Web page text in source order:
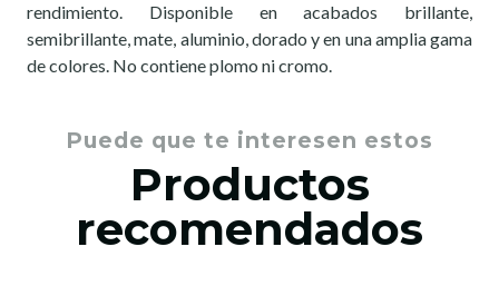
rendimiento. Disponible en acabados brillante,
semibrillante, mate, aluminio, dorado y en una amplia gama
de colores. No contiene plomo ni cromo.
Puede que te interesen estos
Productos
recomendados